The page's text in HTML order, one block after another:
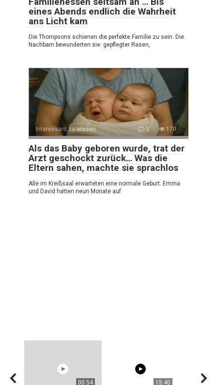
eines Abends endlich die Wahrheit
ans Licht kam
Die Thompsons schienen die perfekte Familie zu sein. Die
Nachbarn bewunderten sie: gepflegter Rasen,
Interessant zu wissen 0 170
Als das Baby geboren wurde, trat der
Arzt geschockt zurück… Was die
Eltern sahen, machte sie sprachlos
Alle im Kreißsaal erwarteten eine normale Geburt. Emma
und David hatten neun Monate auf
00:54 15:40